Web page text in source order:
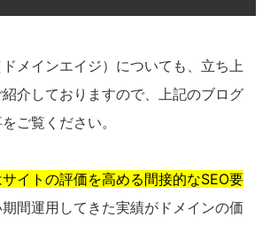
ドメインエイジ）についても、立ち上
介しておりますので、上記のブログ
ご覧ください。
サイトの評価を高める間接的なSEO要
間運用してきた実績がドメインの価